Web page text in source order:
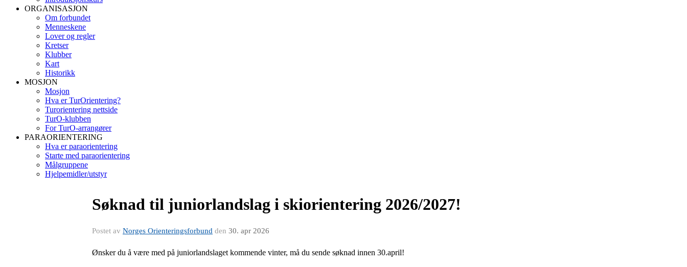
ORGANISASJON
Om forbundet
Menneskene
Lover og regler
Kretser
Klubber
Kart
Historikk
MOSJON
Mosjon
Hva er TurOrientering?
Turorientering nettside
TurO-klubben
For TurO-arrangører
PARAORIENTERING
Hva er paraorientering
Starte med paraorientering
Målgruppene
Hjelpemidler/utstyr
Søknad til juniorlandslag i skiorientering 2026/2027!
Postet av Norges Orienteringsforbund den 30. apr 2026
Ønsker du å være med på juniorlandslaget kommende vinter, må du sende søknad innen 30.april!